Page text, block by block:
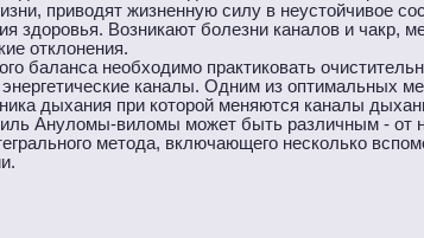
приводят жизненную силу в неустойчивое
здоровья. Возникают болезни каналов и чакр,
отклонения.
баланса необходимо практиковать
каналы. Одним из оптимальных
дыхания при которой меняются каналы
Ануломы-виломы может быть различным - от
метода, включающего несколько